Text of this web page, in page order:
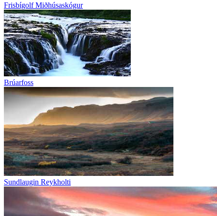
Frisbígolf Miðhúsaskógur
Brúarfoss
Sundlaugin Reykholti